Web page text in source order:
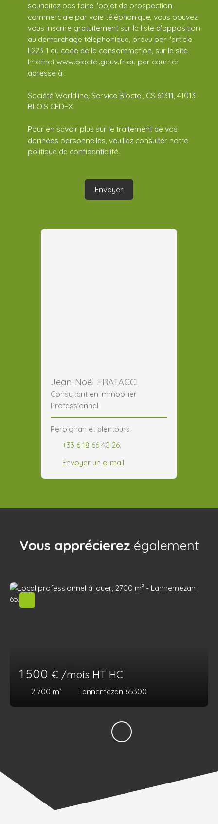
souhaitez pas faire l'objet de prospection
commerciale par voie téléphonique, vous pouvez
vous inscrire gratuitement sur la liste d'opposition
au démarchage téléphonique, prévu par l'article
L223-1 du code de la consommation, sur le site
Internet www.bloctel.gouv.fr ou par courrier
adressé à :
Société Worldline, Service Bloctel, CS 61311, 41013
BLOIS CEDEX.
Pour en savoir plus sur le traitement de vos
données personnelles, veuillez consulter notre
politique de confidentialité.
Envoyer
Jean-Noël FRATACCI
Consultant en Immobilier
Professionnel
Perpignan et alentours
+33 6 18 66 40 26
Envoyer un e-mail
Vous apprécierez également
1 500 € /mois HT HC
2 700 m² Lannemezan 65300